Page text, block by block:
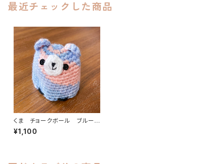
最近チェックした商品
くま チョークボール ブルー×
サーモン cb-001
¥1,100